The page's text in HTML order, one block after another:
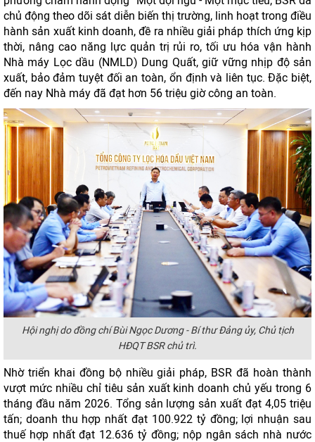
chủ động theo dõi sát diễn biến thị trường, linh hoạt trong điều
hành sản xuất kinh doanh, đề ra nhiều giải pháp thích ứng kịp
thời, nâng cao năng lực quản trị rủi ro, tối ưu hóa vận hành
Nhà máy Lọc dầu (NMLD) Dung Quất, giữ vững nhịp độ sản
xuất, bảo đảm tuyệt đối an toàn, ổn định và liên tục. Đặc biệt,
đến nay Nhà máy đã đạt hơn 56 triệu giờ công an toàn.
Hội nghị do đồng chí Bùi Ngọc Dương - Bí thư Đảng ủy, Chủ tịch
HĐQT BSR chủ trì.
Nhờ triển khai đồng bộ nhiều giải pháp, BSR đã hoàn thành
vượt mức nhiều chỉ tiêu sản xuất kinh doanh chủ yếu trong 6
tháng đầu năm 2026. Tổng sản lượng sản xuất đạt 4,05 triệu
tấn; doanh thu hợp nhất đạt 100.922 tỷ đồng; lợi nhuận sau
thuế hợp nhất đạt 12.636 tỷ đồng; nộp ngân sách nhà nước